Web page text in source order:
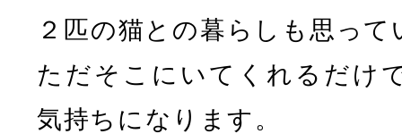
２匹の猫との暮らしも思っ
ただそこにいてくれるだけ
気持ちになります。